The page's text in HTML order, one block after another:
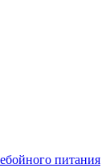
питания